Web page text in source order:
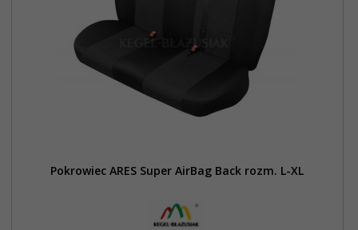
Pokrowiec ARES Super AirBag Back rozm. L-XL